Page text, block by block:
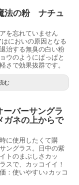
法の粉 ナチュ
を忘れていません
においの原因となる
治する無臭の白い粉
ウのようにぱっぱと
さで効果抜群です。
む
バーサングラ
ネの上からで
に使用したくて購
ングラス。日中の紫
トのまぶしさカッ
スで、カッコイイ！
：使いやすい♪カッコ